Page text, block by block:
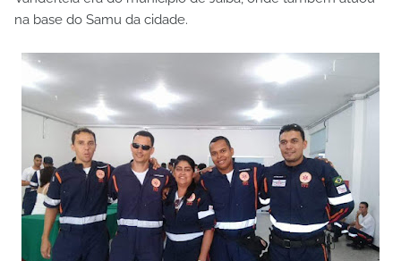
na base do Samu da cidade.